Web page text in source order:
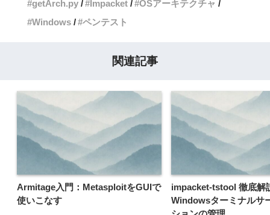
getArch.py Impacket
OSアーキテクチャ
Windows
ペンテスト
関連記事
Armitage入門：MetasploitをGUIで
使いこなす
impacket-tstool 徹底解
Windowsターミナルサ